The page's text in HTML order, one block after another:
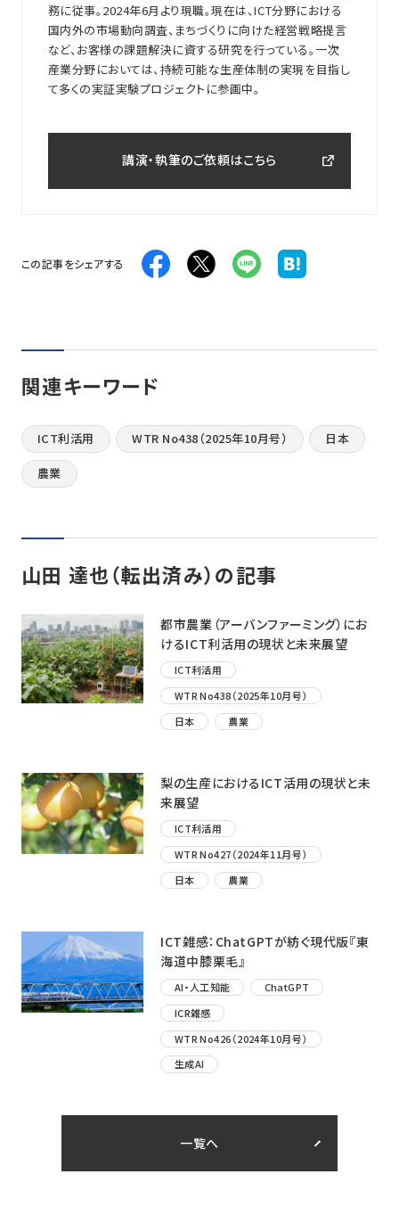
務に従事。2024年6月より現職。現在は、ICT分野における
国内外の市場動向調査、まちづくりに向けた経営戦略提言
など、お客様の課題解決に資する研究を行っている。一次
産業分野においては、持続可能な生産体制の実現を目指し
て多くの実証実験プロジェクトに参画中。
講演・執筆のご依頼はこちら
この記事をシェアする
関連キーワード
ICT利活用 WTR No438（2025年10月号） 日本
農業
山田 達也（転出済み）の記事
都市農業（アーバンファーミング）にお
けるICT利活用の現状と未来展望
ICT利活用
WTR No438（2025年10月号）
日本
農業
梨の生産におけるICT活用の現状と未
来展望
ICT利活用
WTR No427（2024年11月号）
日本
農業
ICT雑感：ChatGPTが紡ぐ現代版『東
海道中膝栗毛』
AI・人工知能
ChatGPT
ICR雑感
WTR No426（2024年10月号）
生成AI
一覧へ